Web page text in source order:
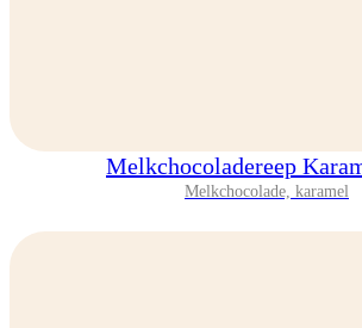
Melkchocoladereep
Melkchocolade, karamel